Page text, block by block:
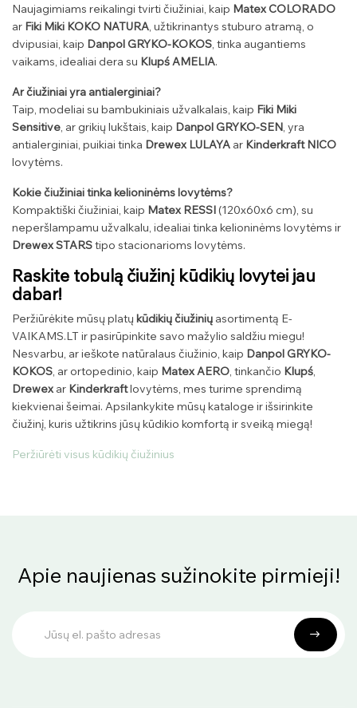
Naujagimiams reikalingi tvirti čiužiniai, kaip Matex COLORADO
ar Fiki Miki KOKO NATURA, užtikrinantys stuburo atramą, o
dvipusiai, kaip Danpol GRYKO-KOKOS, tinka augantiems
vaikams, idealiai dera su Klupś AMELIA.
Ar čiužiniai yra antialerginiai?
Taip, modeliai su bambukiniais užvalkalais, kaip Fiki Miki
Sensitive, ar grikių lukštais, kaip Danpol GRYKO-SEN, yra
antialerginiai, puikiai tinka Drewex LULAYA ar Kinderkraft NICO
lovytėms.
Kokie čiužiniai tinka kelioninėms lovytėms?
Kompaktiški čiužiniai, kaip Matex RESSI (120x60x6 cm), su
neperšlampamu užvalkalu, idealiai tinka kelioninėms lovytėms ir
Drewex STARStipo stacionarioms lovytėms.
Raskite tobulą čiužinį kūdikių lovytei jau
dabar!
Peržiūrėkite mūsų platų kūdikių čiužinių asortimentą E-
VAIKAMS.LT ir pasirūpinkite savo mažylio saldžiu miegu!
Nesvarbu, ar ieškote natūralaus čiužinio, kaip Danpol GRYKO-
KOKOS, ar ortopedinio, kaip Matex AERO, tinkančio Klupś,
Drewexar Kinderkraftlovytėms, mes turime sprendimą
kiekvienai šeimai. Apsilankykite mūsų kataloge ir išsirinkite
čiužinį, kuris užtikrins jūsų kūdikio komfortą ir sveiką miegą!
Peržiūrėti visus kūdikių čiužinius
Apie naujienas sužinokite pirmieji!